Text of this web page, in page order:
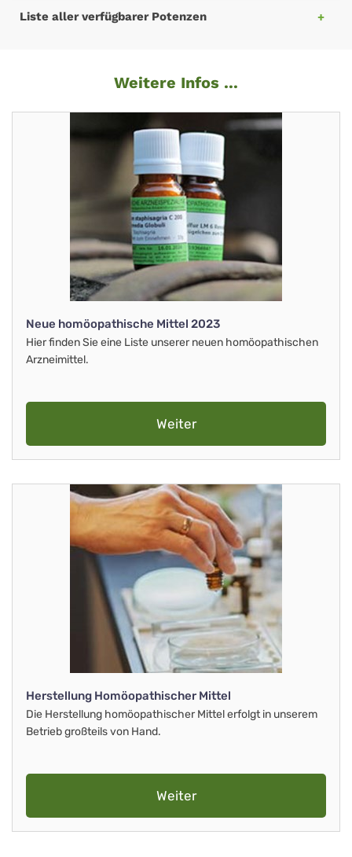
Liste aller verfügbarer Potenzen
Weitere Infos ...
Neue homöopathische Mittel 2023
Hier finden Sie eine Liste unserer neuen homöopathischen
Arzneimittel.
Weiter
Herstellung Homöopathischer Mittel
Die Herstellung homöopathischer Mittel erfolgt in unserem
Betrieb großteils von Hand.
Weiter